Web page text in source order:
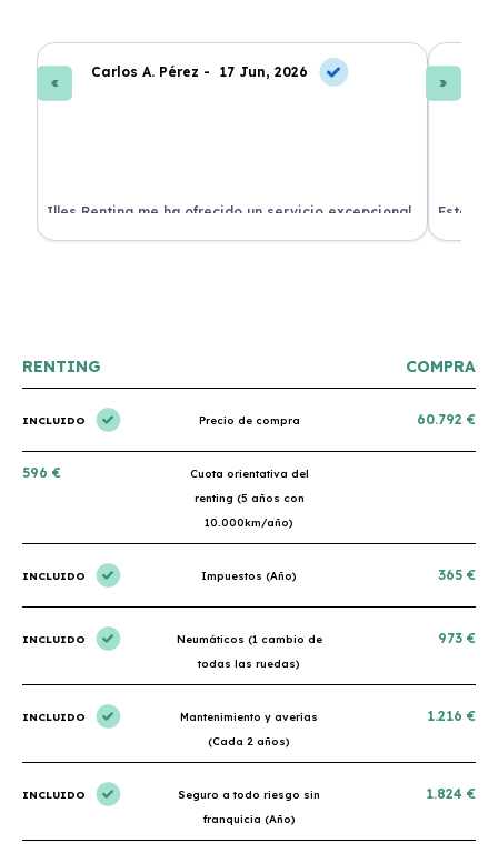
Carlos A. Pérez - 17 Jun, 2026
Illes Renting me ha ofrecido un servicio excepcional.
Su atención al cliente es muy buena y el coche llegó
Estoy
nuevo y
RENTING COMPRA
INCLUIDO Precio de compra 60.792 €
596 €
Cuota orientativa del
renting (5 años con
10.000km/año)
INCLUIDO Impuestos (Año) 365 €
INCLUIDO
Neumáticos (1 cambio de
todas las ruedas)
973 €
INCLUIDO
Mantenimiento y averías
(Cada 2 años)
1.216 €
INCLUIDO
Seguro a todo riesgo sin
franquicia (Año)
1.824 €